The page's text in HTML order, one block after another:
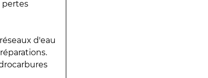
pertes
d'eau